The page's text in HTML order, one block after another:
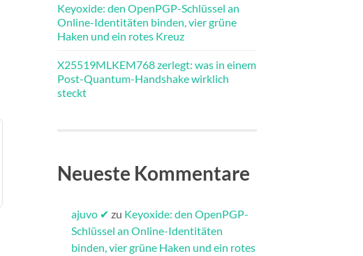
Keyoxide: den OpenPGP-Schlüssel an
Online-Identitäten binden, vier grüne
Haken und ein rotes Kreuz
X25519MLKEM768 zerlegt: was in einem
Post-Quantum-Handshake wirklich
steckt
Neueste Kommentare
ajuvo ✔ zu Keyoxide: den OpenPGP-
Schlüssel an Online-Identitäten
binden, vier grüne Haken und ein rotes